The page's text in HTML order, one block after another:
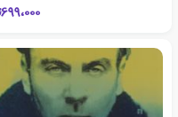
699،000